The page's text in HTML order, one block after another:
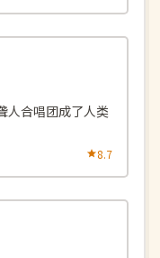
人合唱团成了人类
8.7